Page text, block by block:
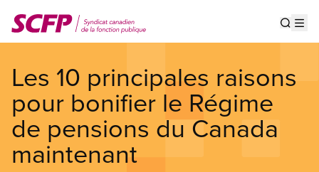
au
contenu
Les 10 principales raisons
pour bonifier le Régime
de pensions du Canada
maintenant